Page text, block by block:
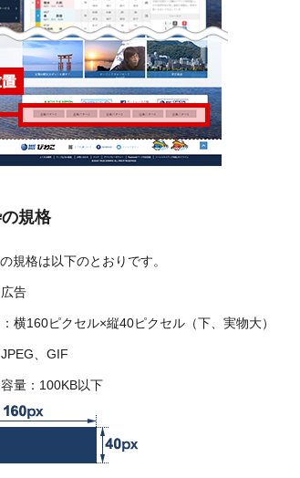
規格
規格は以下のとおりです。
告
横160ピクセル×縦40ピクセル（下、実物大）
、GIF
量：100KB以下